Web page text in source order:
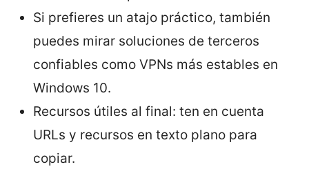
Si prefieres un atajo práctico, también
puedes mirar soluciones de terceros
confiables como VPNs más estables en
Windows 10.
Recursos útiles al final: ten en cuenta
URLs y recursos en texto plano para
copiar.